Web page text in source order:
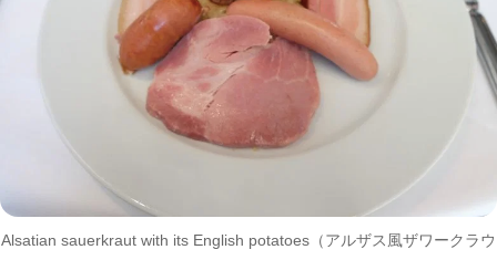
Alsatian sauerkraut with its English potatoes（アルザス風ザワークラウ